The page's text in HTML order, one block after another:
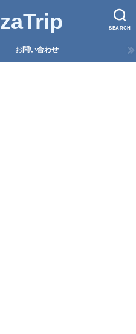
SEARCH
お問い合わせ